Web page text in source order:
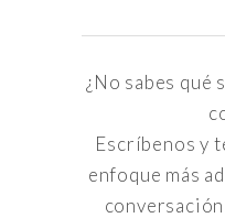
¿No sabes qué
Escríbenos y
enfoque más